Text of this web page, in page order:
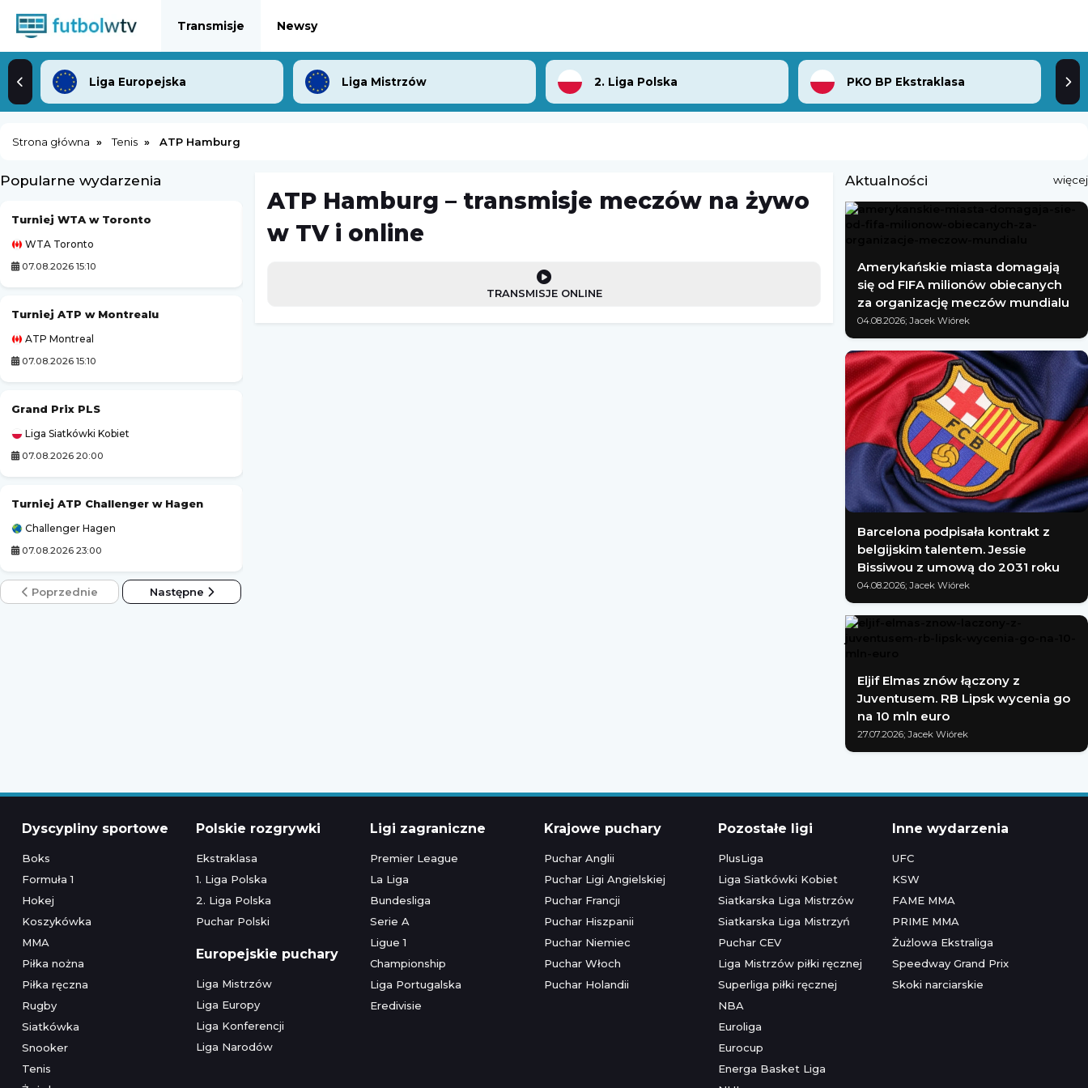
Transmisje Newsy
Liga Europejska Liga Mistrzów 2. Liga Polska PKO BP Ekstraklasa
Strona główna Tenis ATP Hamburg
Popularne wydarzenia
Turniej WTA w Toronto
WTA Toronto
07.08.2026 15:10
Turniej ATP w Montrealu
ATP Montreal
07.08.2026 15:10
Grand Prix PLS
Liga Siatkówki Kobiet
07.08.2026 20:00
Turniej ATP Challenger w Hagen
Challenger Hagen
07.08.2026 23:00
UD Almería
Mecz towarzyski
Poprzednie Następne
ATP Hamburg – transmisje meczów na żywo
w TV i online
TRANSMISJE ONLINE
Aktualności więcej
Amerykańskie miasta domagają
się od FIFA milionów obiecanych
za organizację meczów mundialu
04.08.2026; Jacek Wiórek
Barcelona podpisała kontrakt z
belgijskim talentem. Jessie
Bissiwou z umową do 2031 roku
04.08.2026; Jacek Wiórek
Eljif Elmas znów łączony z
Juventusem. RB Lipsk wycenia go
na 10 mln euro
27.07.2026; Jacek Wiórek
Dyscypliny sportowe
Boks
Formuła 1
Hokej
Koszykówka
MMA
Piłka nożna
Piłka ręczna
Rugby
Siatkówka
Snooker
Tenis
Polskie rozgrywki
Ekstraklasa
1. Liga Polska
2. Liga Polska
Puchar Polski
Europejskie puchary
Liga Mistrzów
Liga Europy
Liga Konferencji
Liga Narodów
Ligi zagraniczne
Premier League
La Liga
Bundesliga
Serie A
Ligue 1
Championship
Liga Portugalska
Eredivisie
Krajowe puchary
Puchar Anglii
Puchar Ligi Angielskiej
Puchar Francji
Puchar Hiszpanii
Puchar Niemiec
Puchar Włoch
Puchar Holandii
Pozostałe ligi
PlusLiga
Liga Siatkówki Kobiet
Siatkarska Liga Mistrzów
Siatkarska Liga Mistrzyń
Puchar CEV
Liga Mistrzów piłki ręcznej
Superliga piłki ręcznej
NBA
Euroliga
Eurocup
Energa Basket Liga
Inne wydarzenia
UFC
KSW
FAME MMA
PRIME MMA
Żużlowa Ekstraliga
Speedway Grand Prix
Skoki narciarskie